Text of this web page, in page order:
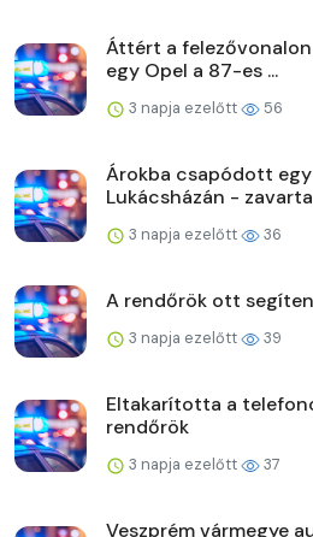
Áttért a
egy Opel a 87-es ...
3 napja ezelőtt 56
Árokba csapódott
Lukácsházán -
3 napja ezelőtt 36
A rendőrök ott
3 napja ezelőtt 39
Eltakarította a
rendőrök
3 napja ezelőtt 37
Veszprém vármegye